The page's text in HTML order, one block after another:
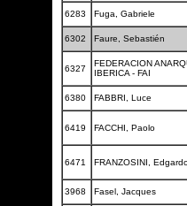
6283
Fuga, Gabriele
6302 Faure, Sebastién
6327
FEDERACION
IBERICA - FAI
6380 FABBRI, Luce
6419 FACCHI, Paolo
6471 FRANZOSINI,
3968 Fasel, Jacques